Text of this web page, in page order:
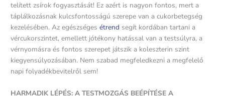
telített zsírok fogyasztását! Ez azért is nagyon fontos, mert a
táplálkozásnak kulcsfontosságú szerepe van a cukorbetegség
kezelésében. Az egészségesétrend segít kordában tartani a
vércukorszintet, emellett jótékony hatással van a testsúlyra, a
vérnyomásra és fontos szerepet játszik a koleszterin szint
kiegyensúlyozásában. Nem szabad megfeledkezni a megfelelő
napi folyadékbevitelről sem!
HARMADIK LÉPÉS: A TESTMOZGÁS BEÉPÍTÉSE A